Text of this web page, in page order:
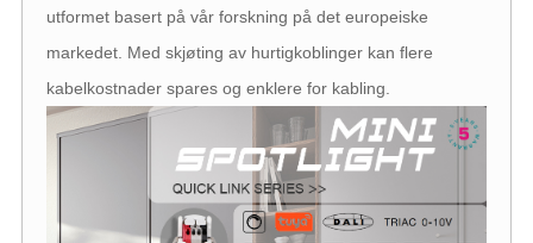
utformet basert på vår forskning på det europeiske
markedet. Med skjøting av hurtigkoblinger kan flere
kabelkostnader spares og enklere for kabling.